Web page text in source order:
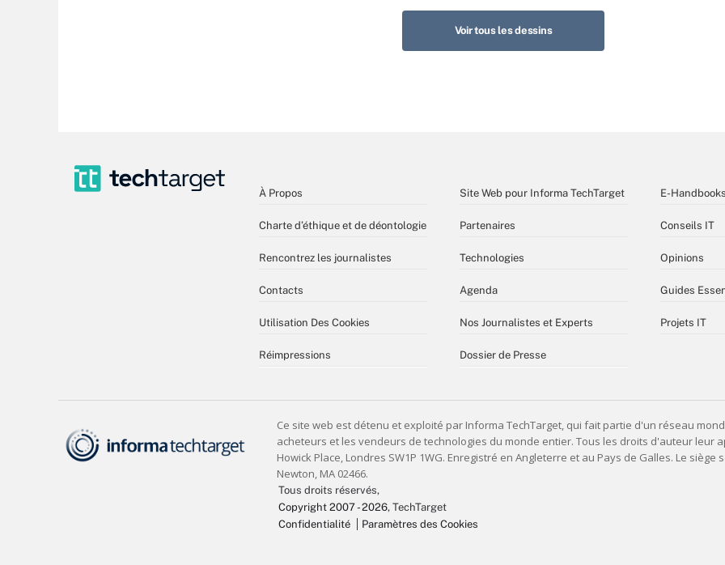
Voir tous les dessins
À Propos
Charte d’éthique et de déontologie
Rencontrez les journalistes
Contacts
Utilisation Des Cookies
Réimpressions
Site Web pour Informa TechTarget
Partenaires
Technologies
Agenda
Nos Journalistes et Experts
Dossier de Presse
E-
Conseils IT
Opinions
Guides
Projets IT
Tous droits réservés,
Copyright 2007 - 2026, TechTarget
Confidentialité
Paramètres des Cookies